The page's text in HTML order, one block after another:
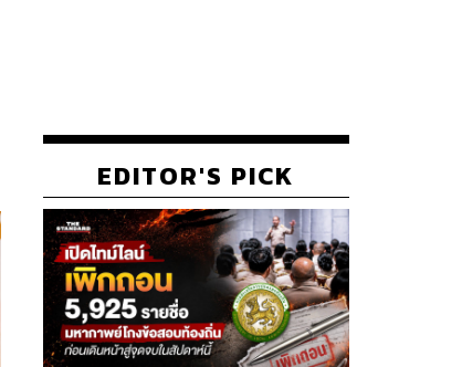
EDITOR'S PICK